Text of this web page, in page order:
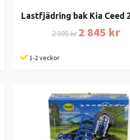
Lastfjädring bak Kia Ceed
2 995 kr 2 845 kr
1-2 veckor